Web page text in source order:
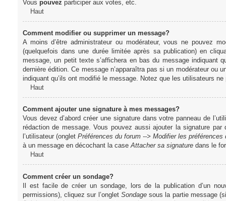
Vous pouvez participer aux votes, etc.
Haut
Comment modifier ou supprimer un message?
A moins d’être administrateur ou modérateur, vous ne pouvez
(quelquefois dans une durée limitée après sa publication) en
message, un petit texte s’affichera en bas du message indiquant
dernière édition. Ce message n’apparaîtra pas si un modérateur
indiquant qu’ils ont modifié le message. Notez que les utilisateurs
Haut
Comment ajouter une signature à mes messages?
Vous devez d’abord créer une signature dans votre panneau de
rédaction de message. Vous pouvez aussi ajouter la signature
l’utilisateur (onglet Préférences du forum --> Modifier les préférences
à un message en décochant la caseAttacher sa signaturedans le
Haut
Comment créer un sondage?
Il est facile de créer un sondage, lors de la publication d’un
permissions), cliquez sur l’onglet Sondagesous la partie message